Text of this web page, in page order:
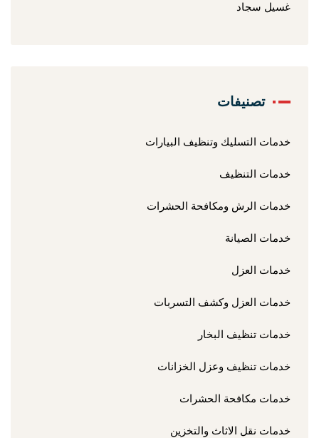
غسيل سجاد
تصنيفات
خدمات التسليك وتنظيف البيارات
خدمات التنظيف
خدمات الرش ومكافحة الحشرات
خدمات الصيانة
خدمات العزل
خدمات العزل وكشف التسربات
خدمات تنظيف البخار
خدمات تنظيف وعزل الخزانات
خدمات مكافحة الحشرات
خدمات نقل الاثاث والتخزين